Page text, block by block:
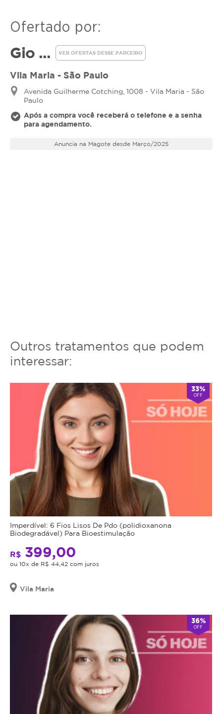
Vantagens da Depilação a
Laser
✔ Redução progressiva e duradoura dos pelos
métodos tradicionais
✔ Resultados mais eficazes em pelos escuros
✔ Pele mais lisa e macia sem irritações constantes
Garanta uma pele livre de pelos com uma solução
definitiva e segura! Agende sua sessão.
Ofertado por:
Gio ... VER OFERTAS DESSE PARCEIRO
Vila Maria - São Paulo
Avenida Guilherme Cotching, 1008 - Vila Maria - São
Paulo
Após a compra você receberá o telefone e a senha
para agendamento.
Anuncia na Magote desde Março/2025
Outros tratamentos que podem
interessar:
33%
OFF
Imperdível: 6 Fios Lisos De Pdo (polidioxanona
Biodegradável) Para Bioestimulação
R$ 399,00
ou 10x de R$ 44,42 com juros
Vila Maria
36%
OFF